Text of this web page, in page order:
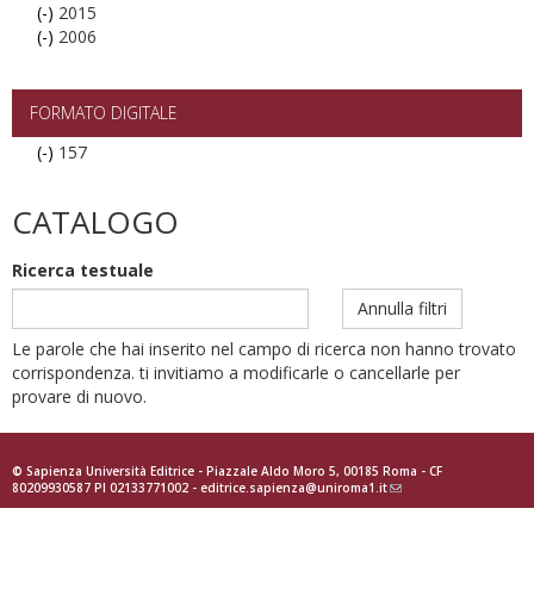
(-) Remove
2015
2015
(-) Remove
filter
2006
FORMATO DIGITALE
(-) Remove
157
CATALOGO
Ricerca testuale
Annulla filtri
Le parole che hai inserito nel campo di ricerca non hanno trovato
corrispondenza. ti invitiamo a modificarle o cancellarle per
provare di nuovo.
© Sapienza Università Editrice - Piazzale Aldo Moro 5, 00185 Roma - CF
80209930587 PI 02133771002 - editrice.sapienza@uniroma1.it(link
sends